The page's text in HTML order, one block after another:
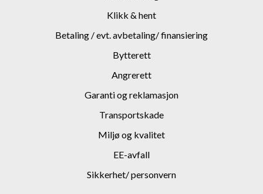
Klikk & hent
Betaling / evt. avbetaling/ finansiering
Bytterett
Angrerett
Garanti og reklamasjon
Transportskade
Miljø og kvalitet
EE-avfall
Sikkerhet/ personvern